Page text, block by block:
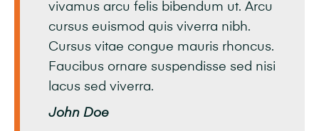
vivamus arcu felis bibendum ut. Arcu
cursus euismod quis viverra nibh.
Cursus vitae congue mauris rhoncus.
Faucibus ornare suspendisse sed nisi
lacus sed viverra.
John Doe